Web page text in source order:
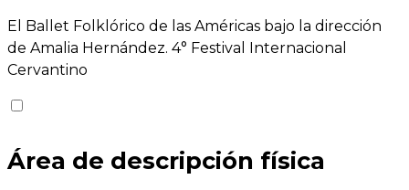
El Ballet Folklórico de las Américas bajo la dirección
de Amalia Hernández. 4° Festival Internacional
Cervantino
Área de descripción física